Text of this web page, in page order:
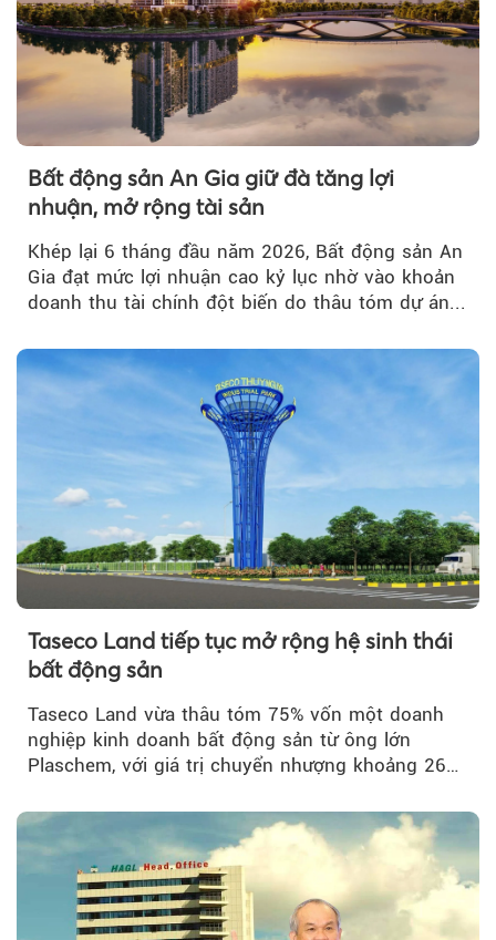
Bất động sản An Gia giữ đà tăng lợi
nhuận, mở rộng tài sản
Khép lại 6 tháng đầu năm 2026, Bất động sản An
Gia đạt mức lợi nhuận cao kỷ lục nhờ vào khoản
doanh thu tài chính đột biến do thâu tóm dự án...
Taseco Land tiếp tục mở rộng hệ sinh thái
bất động sản
Taseco Land vừa thâu tóm 75% vốn một doanh
nghiệp kinh doanh bất động sản từ ông lớn
Plaschem, với giá trị chuyển nhượng khoảng 262